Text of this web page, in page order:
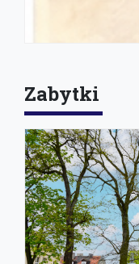
Zabytki